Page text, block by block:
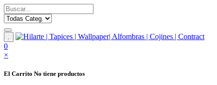
.
0
×
El Carrito No tiene productos